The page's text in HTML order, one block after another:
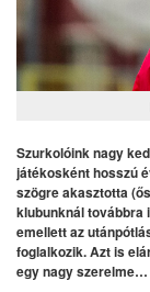
Szurkolóink nagy
játékosként hosszú
szögre akasztotta
klubunknál továbbra
emellett az
foglalkozik. Azt is
egy nagy szerelme…